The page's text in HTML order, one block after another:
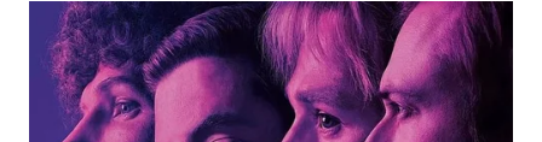
Wahana
Network
KONSUMEN
LISTRIK